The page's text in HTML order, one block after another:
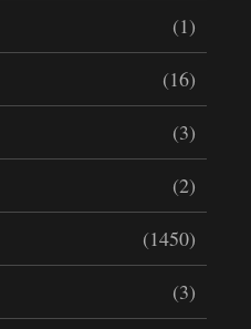
(1)
(16)
(3)
(2)
(1450)
(3)